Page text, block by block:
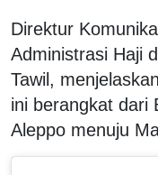
Direktur
Administrasi Haji
Tawil,
ini berangkat dari
Aleppo menuju